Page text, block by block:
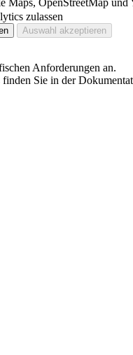
Maps, OpenStreetMap und
zulassen
Anforderungen an.
Sie in der